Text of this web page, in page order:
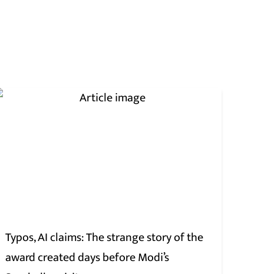
Typos, AI claims: The strange story of the
award created days before Modi’s